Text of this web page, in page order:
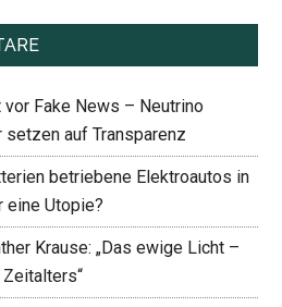
vor Fake News – Neutrino
setzen auf Transparenz
betriebene Elektroautos in
eine Utopie?
Krause: „Das ewige Licht –